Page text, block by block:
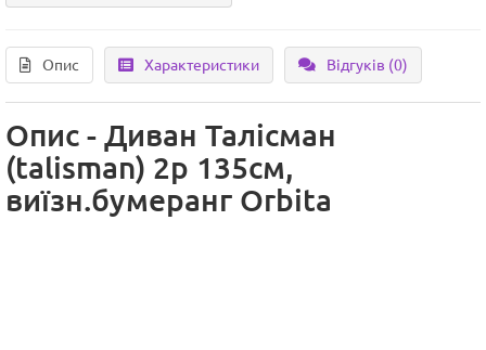
Опис Характеристики Відгуків (0)
Опис - Диван Талісман
(talisman) 2р 135см,
виїзн.бумеранг Orbita